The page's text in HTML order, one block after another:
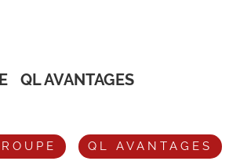
QL AVANTAGES
QL AVANTAGES